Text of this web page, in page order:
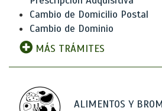
Cambio de Domicilio Postal
Cambio de Dominio
MÁS TRÁMITES
ALIMENTOS Y